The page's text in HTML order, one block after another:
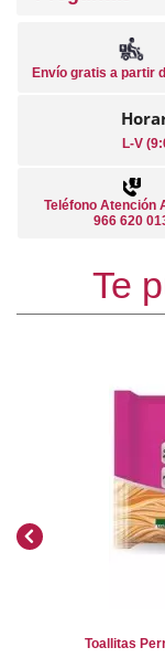
Envío gratis a partir
L-V
Teléfono Atención
966 620
Te
Toallitas